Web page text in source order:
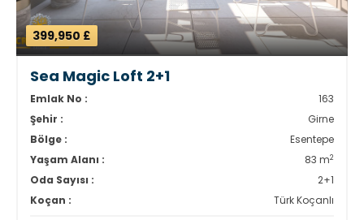
399,950 £
Sea Magic Loft 2+1
Emlak No :
163
Şehir :
Girne
Bölge :
Esentepe
Yaşam Alanı :
83 m2
Oda Sayısı :
2+1
Koçan :
Türk Koçanlı